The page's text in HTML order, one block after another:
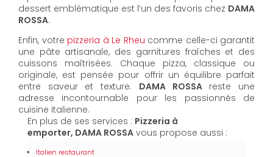
dessert emblématique est l’un des favoris chez DAMA
ROSSA.
Enfin, votre pizzeria à Le Rheu comme celle-ci garantit
une pâte artisanale, des garnitures fraîches et des
cuissons maîtrisées. Chaque pizza, classique ou
originale, est pensée pour offrir un équilibre parfait
entre saveur et texture. DAMA ROSSAreste une
adresse incontournable pour les passionnés de
cuisine italienne.
En plus de ses services : Pizzeria à
emporter, DAMA ROSSA vous propose aussi :
Italien restaurant